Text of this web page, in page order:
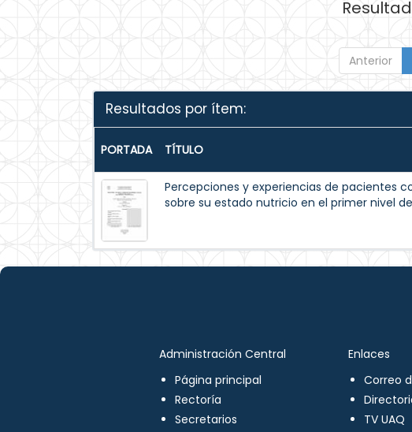
Anterior
Resultados por ítem:
PORTADA TÍTULO
Percepciones y experiencias de pacientes
sobre su estado nutricio en el primer nivel
Administración Central
Página principal
Rectoría
Secretarios
Enlaces
Correo
TV UAQ